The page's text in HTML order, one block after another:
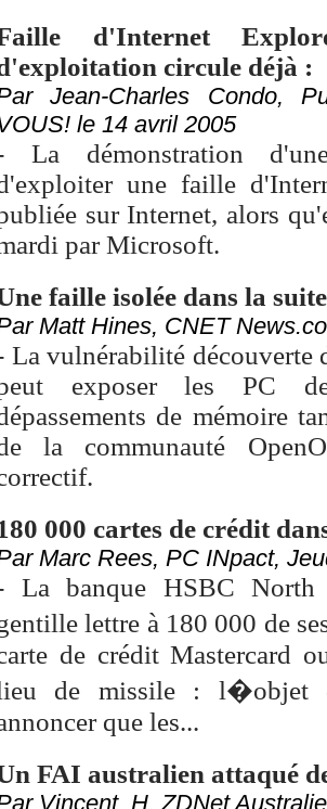
d'Internet
circule déjà :
Jean-Charles Condo,
le 14 avril 2005
La démonstration
une faille
sur Internet, alors
par Microsoft.
faille isolée dans la
Matt Hines, CNET
La vulnérabilité découverte
exposer les PC
de mémoire
la communauté
000 cartes de crédit
Marc Rees, PC INpact,
La banque HSBC North
lettre à 180 000 de
de crédit Mastercard
de missile : l�objet
que les...
FAI australien attaqué
Vincent_H, ZDNet